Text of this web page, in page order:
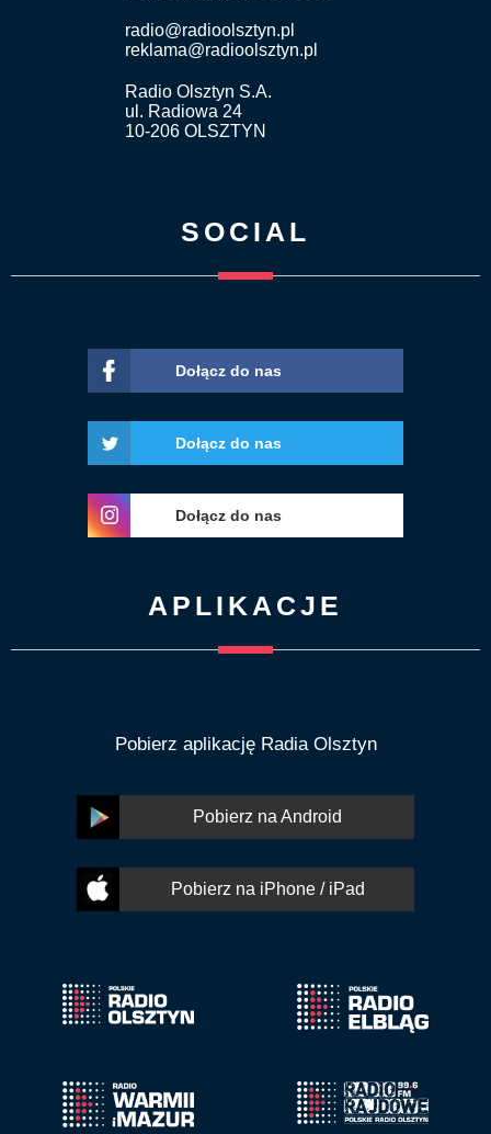
radio@radioolsztyn.pl
reklama@radioolsztyn.pl
Radio Olsztyn S.A.
ul. Radiowa 24
10-206 OLSZTYN
SOCIAL
Dołącz do nas
Dołącz do nas
Dołącz do nas
APLIKACJE
Pobierz aplikację Radia Olsztyn
Pobierz na Android
Pobierz na iPhone / iPad